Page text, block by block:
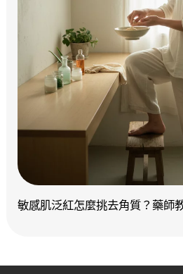
敏感肌泛紅怎麼挑去角質？藥師